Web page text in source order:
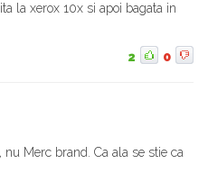
la xerox 10x si apoi bagata in
2 0
Merc brand. Ca ala se stie ca